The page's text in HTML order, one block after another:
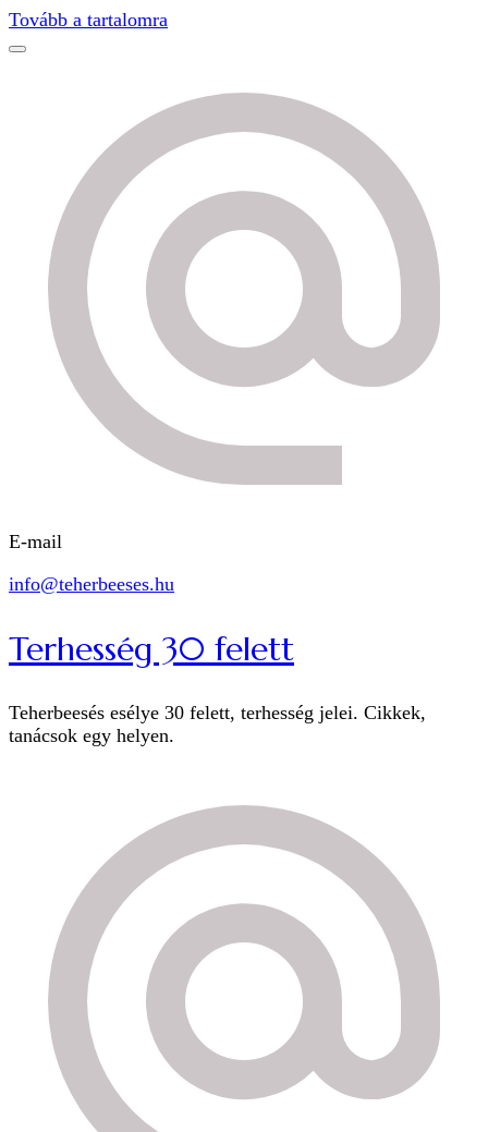
Tovább a tartalomra
E-mail
info@teherbeeses.hu
Terhesség 30 felett
Teherbeesés esélye 30 felett, terhesség jelei. Cikkek,
tanácsok egy helyen.